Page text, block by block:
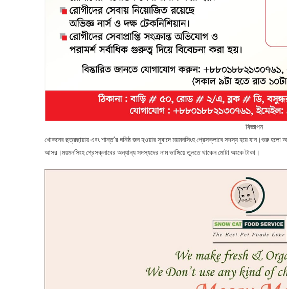
বিজ্ঞাপন
খোকনের ছত্রছায়ায় এবং শান্ত’র ঘনিষ্ঠ জন হওয়ার সুবাদে ময়মনসিংহ প্রেসক্লাবে সদস্য হয়ে যান।শুরু হলো
আসর।ময়মনসিংহ প্রেসক্লাবের অন্যান্য সদস্যদের নাম ভাঙ্গিয়ে তুলতে থাকেন মোটা অংকে টাকা।